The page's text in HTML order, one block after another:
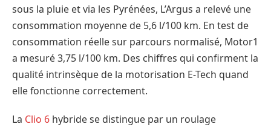
sous la pluie et via les Pyrénées, L’Argus a relevé une
consommation moyenne de 5,6 l/100 km. En test de
consommation réelle sur parcours normalisé, Motor1
a mesuré 3,75 l/100 km. Des chiffres qui confirment la
qualité intrinsèque de la motorisation E-Tech quand
elle fonctionne correctement.
La Clio 6 hybride se distingue par un roulage